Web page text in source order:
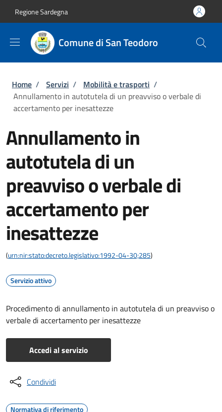
Regione Sardegna
Comune di San Teodoro
Briciole di pane
Home / Servizi / Mobilità e trasporti /
Annullamento in autotutela di un preavviso o verbale di
accertamento per inesattezze
Annullamento in
autotutela di un
preavviso o verbale di
accertamento per
inesattezze
(urn:nir:stato:decreto.legislativo:1992-04-30;285)
Servizio attivo
Procedimento di annullamento in autotutela di un preavviso o
verbale di accertamento per inesattezze
Accedi al servizio
Condividi
Normativa di riferimento